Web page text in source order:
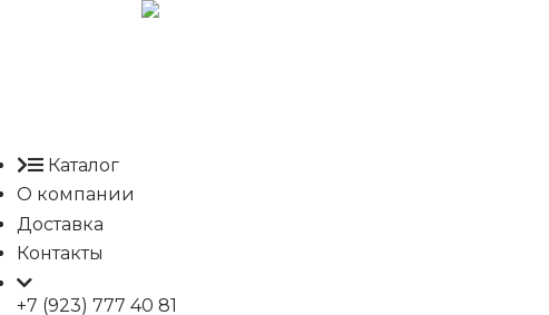
Каталог
О компании
Доставка
Контакты
+7 (923) 777 40 81